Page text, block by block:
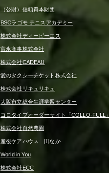
（公財）信頼資本財団
BSCラゴモ テニスアカデミー
株式会社ディーピーエス
富永商事株式会社
株式会社CADEAU
愛のタクシーチケット株式会社
株式会社リキュリキュ
大阪市立総合生涯学習センター
コロタイプオーダーサイト「COLLO-FULL」
株式会社自然農園
産後ケアハウス 田なか
World in You
株式会社ECC